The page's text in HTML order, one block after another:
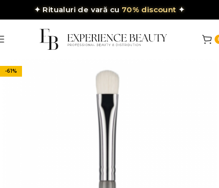
✦ Ritualuri de vară cu 70% discount ✦
-61%